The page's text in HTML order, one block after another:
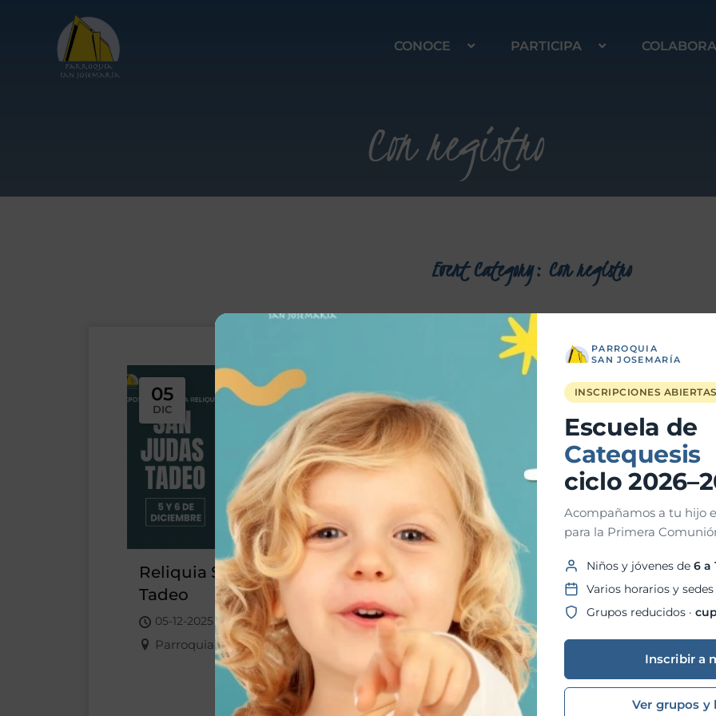
CONOCE PARTICIPA COLABORA
Con registro
Event Category: Con registro
05
DIC
Reliquia San Judas
Tadeo
05-12-2025 - 06-12-2025
Parroquia San Josemaría
OCT
Esperar en Ti: La
Superación del Yo
18-10-2025 @ 10:30 AM - 18-
10-2025 @ 11:30 AM
Parroquia San Josemaría
PARROQUIA
SAN JOSEMARÍA
INSCRIPCIONES
Escuela de
Catequesis
ciclo
Acompañamos a tu hijo
para la Primera
Niños y jóvenes de 6 a
Varios horarios y sedes
Grupos reducidos ·
Inscribir a
Ver grupos y